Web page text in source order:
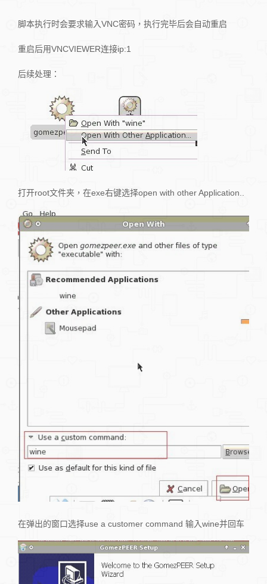
脚本执行时会要求输入VNC密码，执行完毕后会自动重启
重启后用VNCVIEWER连接ip:1
后续处理：
打开root文件夹，在exe右键选择open with other Application..
在弹出的窗口选择use a customer command 输入wine并回车